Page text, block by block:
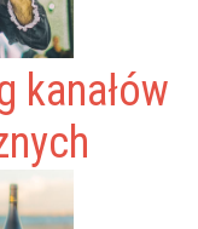
kanałów